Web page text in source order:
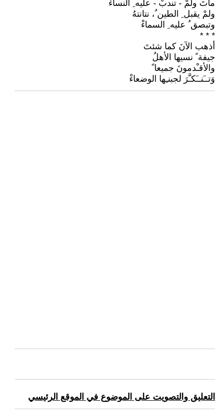
ماتَ ولمْ - تندبْ - عليه ِ النساءْ
ولمْ يقبل ِ الطين ُ، نتانتهُ
وتبصق ُ عليه ِ السماءْ
* * *
أذهب الآنَ كما شئتَ
جيفة ً نسيها الأهلُ
والأقـْدمونَ جميعا ً
وَتــَنــَكـَّرَ لجبنـِها الوضعاءْ
التعليق والتصويت على الموضوع في الموقع الرئيسي